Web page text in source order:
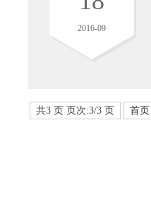
2016-09
共3 页 页次:3/3 页 首页